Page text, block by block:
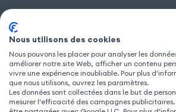
SUIVEZ NOUS
Nous utilisons des cookies
Nous pouvons les placer pour analyser les
améliorer notre site Web, afficher un contenu
vivre une expérience inoubliable. Pour plus
que nous utilisons, ouvrez les paramètres.
Les données sont collectées dans le but de
mesurer l'efficacité des campagnes publicitaires.